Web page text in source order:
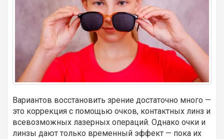
Вариантов восстановить зрение достаточно много —
это коррекция с помощью очков, контактных линз и
всевозможных лазерных операций. Однако очки и
линзы дают только временный эффект — пока их